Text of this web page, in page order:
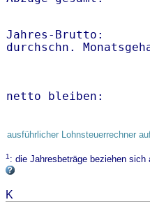
Jahres-
netto
ausführlicher Lohnsteuerrechner
1: die Jahresbeträge beziehen sich
K